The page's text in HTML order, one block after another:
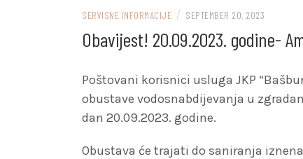
SERVISNE INFORMACIJE / SEPTEMBER 20, 2023
Obavijest! 20.09.2023. godine-
Poštovani korisnici usluga JKP
obustave vodosnabdijevanja u
dan 20.09.2023. godine.
Obustava će trajati do saniranja